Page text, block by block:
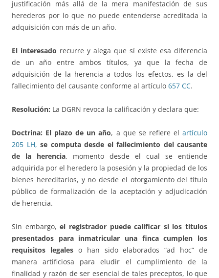
justificación más allá de la mera manifestación de sus
herederos por lo que no puede entenderse acreditada la
adquisición con más de un año.
El interesado recurre y alega que sí existe esa diferencia
de un año entre ambos títulos, ya que la fecha de
adquisición de la herencia a todos los efectos, es la del
fallecimiento del causante conforme al artículo 657 CC.
Resolución: La DGRN revoca la calificación y declara que:
Doctrina: El plazo de un año, a que se refiere elartículo
205 LH, se computa desde el fallecimiento del causante
de la herencia, momento desde el cual se entiende
adquirida por el heredero la posesión y la propiedad de los
bienes hereditarios, y no desde el otorgamiento del título
público de formalización de la aceptación y adjudicación
de herencia.
Sin embargo,el registrador puede calificar si los títulos
presentados para inmatricular una finca cumplen los
requisitos legaleso han sido elaborados “ad hoc” de
manera artificiosa para eludir el cumplimiento de la
finalidad y razón de ser esencial de tales preceptos, lo que